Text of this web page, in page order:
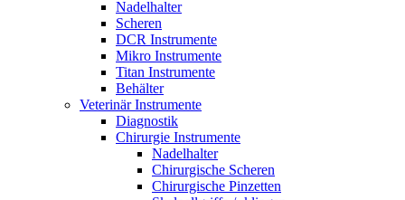
Nadelhalter
Scheren
DCR Instrumente
Mikro Instrumente
Titan Instrumente
Behälter
Veterinär Instrumente
Diagnostik
Chirurgie Instrumente
Nadelhalter
Chirurgische Scheren
Chirurgische Pinzetten